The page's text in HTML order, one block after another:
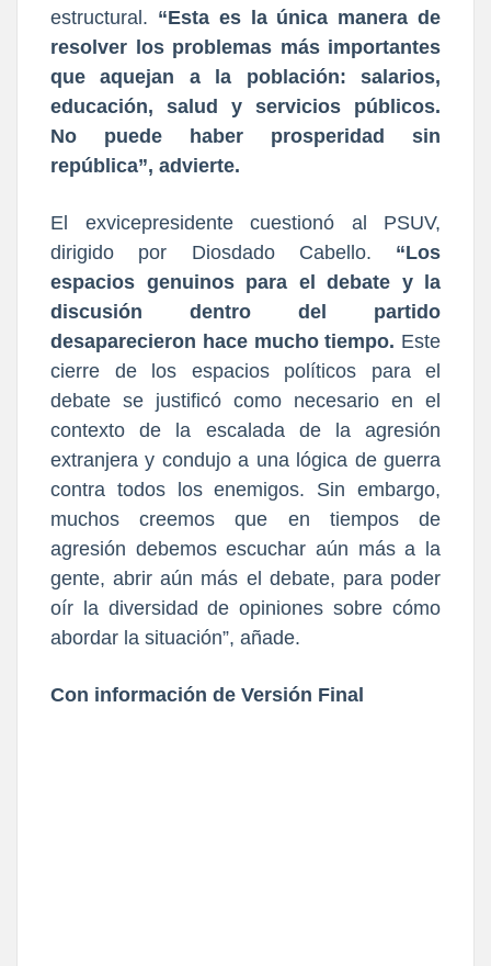
estructural. “Esta es la única manera de
resolver los problemas más importantes
que aquejan a la población: salarios,
educación, salud y servicios públicos.
No puede haber prosperidad sin
república”, advierte.
El exvicepresidente cuestionó al PSUV,
dirigido por Diosdado Cabello.
“Los
espacios genuinos para el debate y la
discusión dentro del partido
desaparecieron hace mucho tiempo. Este
cierre de los espacios políticos para el
debate se justificó como necesario en el
contexto de la escalada de la agresión
extranjera y condujo a una lógica de guerra
contra todos los enemigos. Sin embargo,
muchos creemos que en tiempos de
agresión debemos escuchar aún más a la
gente, abrir aún más el debate, para poder
oír la diversidad de opiniones sobre cómo
abordar la situación”, añade.
Con información de Versión Final